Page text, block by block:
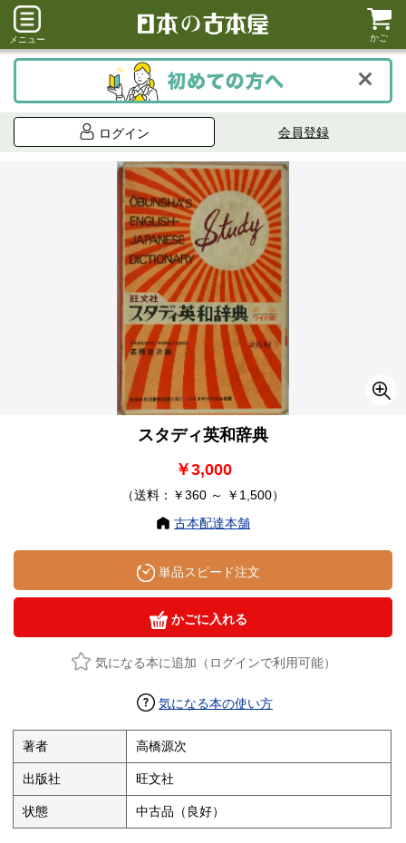
メニュー かご
ログイン 会員登録
スタディ英和辞典
￥3,000
（送料：￥360 ～ ￥1,500）
古本配達本舗
単品スピード注文
かごに入れる
気になる本に追加（ログインで利用可能）
気になる本の使い方
著者 高橋源次
出版社 旺文社
状態 中古品（良好）